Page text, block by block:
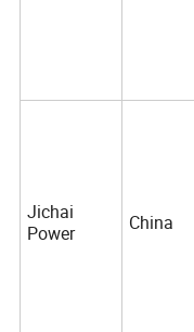
Jichai
Power
China